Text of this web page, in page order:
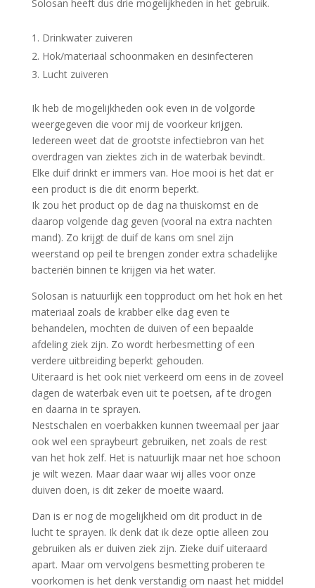
Solosan heeft dus drie mogelijkheden in het gebruik.
Drinkwater zuiveren
Hok/materiaal schoonmaken en desinfecteren
Lucht zuiveren
Ik heb de mogelijkheden ook even in de volgorde
weergegeven die voor mij de voorkeur krijgen.
Iedereen weet dat de grootste infectiebron van het
overdragen van ziektes zich in de waterbak bevindt.
Elke duif drinkt er immers van. Hoe mooi is het dat er
een product is die dit enorm beperkt.
Ik zou het product op de dag na thuiskomst en de
daarop volgende dag geven (vooral na extra nachten
mand). Zo krijgt de duif de kans om snel zijn
weerstand op peil te brengen zonder extra schadelijke
bacteriën binnen te krijgen via het water.
Solosan is natuurlijk een topproduct om het hok en het
materiaal zoals de krabber elke dag even te
behandelen, mochten de duiven of een bepaalde
afdeling ziek zijn. Zo wordt herbesmetting of een
verdere uitbreiding beperkt gehouden.
Uiteraard is het ook niet verkeerd om eens in de zoveel
dagen de waterbak even uit te poetsen, af te drogen
en daarna in te sprayen.
Nestschalen en voerbakken kunnen tweemaal per jaar
ook wel een spraybeurt gebruiken, net zoals de rest
van het hok zelf. Het is natuurlijk maar net hoe schoon
je wilt wezen. Maar daar waar wij alles voor onze
duiven doen, is dit zeker de moeite waard.
Dan is er nog de mogelijkheid om dit product in de
lucht te sprayen. Ik denk dat ik deze optie alleen zou
gebruiken als er duiven ziek zijn. Zieke duif uiteraard
apart. Maar om vervolgens besmetting proberen te
voorkomen is het denk verstandig om naast het middel